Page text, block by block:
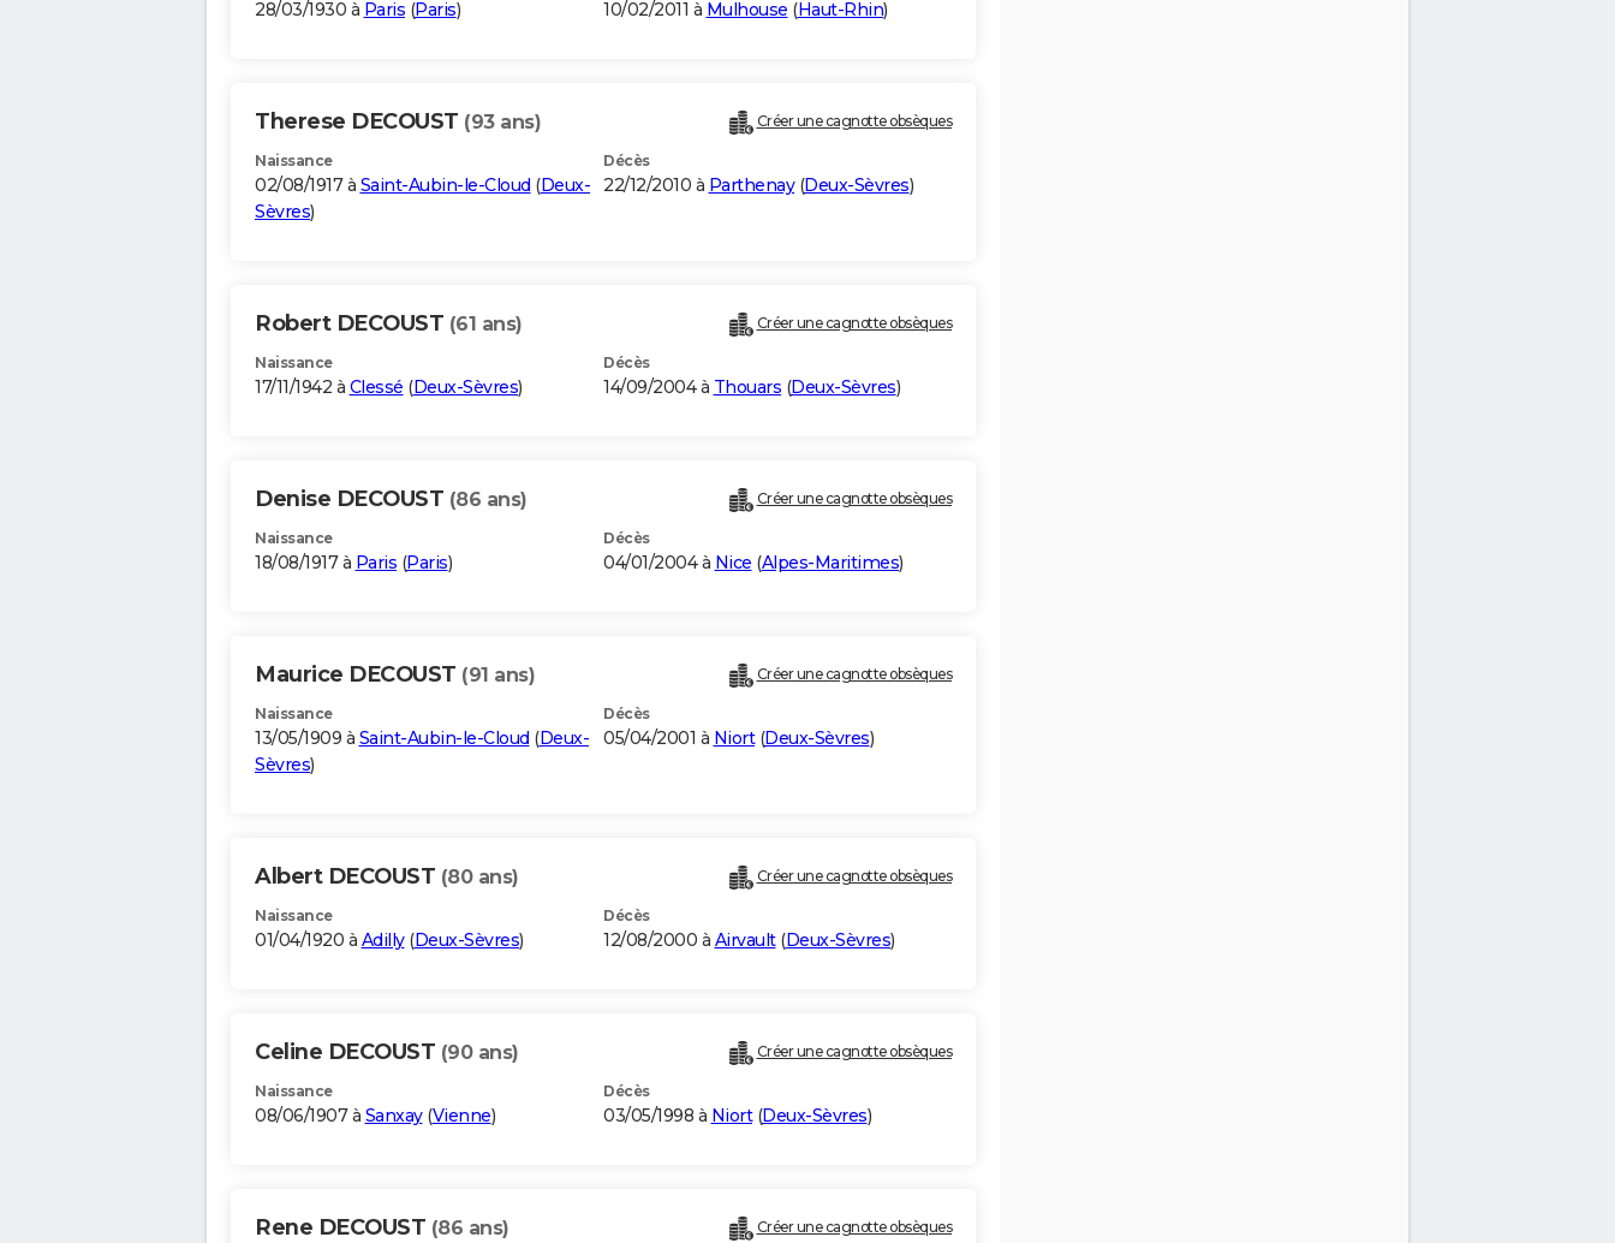
28/03/1930 à Paris (Paris) 10/02/2011 à Mulhouse (Haut-Rhin)
Therese DECOUST (93 ans) Créer une cagnotte obsèques
Naissance
02/08/1917 à Saint-Aubin-le-Cloud (Deux-
Sèvres)
Décès
22/12/2010 à Parthenay(Deux-Sèvres)
Robert DECOUST (61 ans) Créer une cagnotte obsèques
Naissance
17/11/1942 à Clessé (Deux-Sèvres)
Décès
14/09/2004 à Thouars (Deux-Sèvres)
Denise DECOUST (86 ans) Créer une cagnotte obsèques
Naissance
18/08/1917 à Paris (Paris)
Décès
04/01/2004 à Nice (Alpes-Maritimes)
Maurice DECOUST (91 ans) Créer une cagnotte obsèques
Naissance
13/05/1909 à Saint-Aubin-le-Cloud (Deux-
Sèvres)
Décès
05/04/2001 à Niort(Deux-Sèvres)
Albert DECOUST (80 ans) Créer une cagnotte obsèques
Naissance
01/04/1920 à Adilly(Deux-Sèvres)
Décès
12/08/2000 à Airvault(Deux-Sèvres)
Celine DECOUST (90 ans) Créer une cagnotte obsèques
Naissance
08/06/1907 à Sanxay(Vienne)
Décès
03/05/1998 à Niort(Deux-Sèvres)
Rene DECOUST (86 ans) Créer une cagnotte obsèques